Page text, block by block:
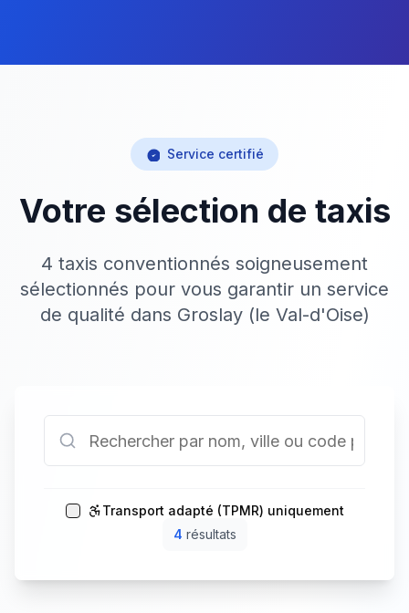
Service certifié
Votre sélection de taxis
4 taxis conventionnés soigneusement
sélectionnés pour vous garantir un service
de qualité dans Groslay (le Val-d'Oise)
Transport adapté (TPMR) uniquement
4 résultats